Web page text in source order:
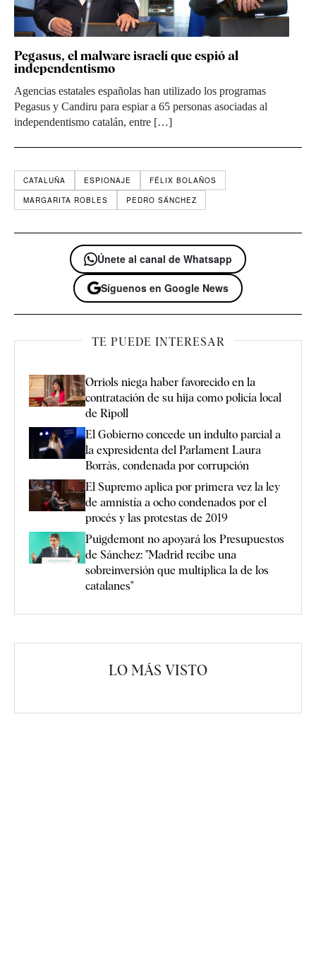
Pegasus, el malware israelí que espió al
independentismo
Agencias estatales españolas han utilizado los programas
Pegasus y Candiru para espiar a 65 personas asociadas al
independentismo catalán, entre […]
CATALUÑA ESPIONAJE
FÉLIX BOLAÑOS
MARGARITA ROBLES
PEDRO SÁNCHEZ
Únete al canal de Whatsapp
Síguenos en Google News
TE PUEDE INTERESAR
Orriols niega haber favorecido en la
contratación de su hija como policía local
de Ripoll
El Gobierno concede un indulto parcial a
la expresidenta del Parlament Laura
Borràs, condenada por corrupción
El Supremo aplica por primera vez la ley
de amnistía a ocho condenados por el
procés y las protestas de 2019
Puigdemont no apoyará los Presupuestos
de Sánchez: "Madrid recibe una
sobreinversión que multiplica la de los
catalanes"
LO MÁS VISTO